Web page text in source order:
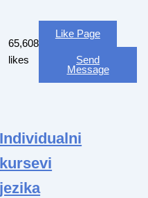
65,608
likes
Like Page
Send
Message
Individualni
kursevi
jezika